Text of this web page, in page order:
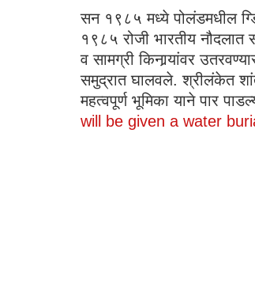
सन १९८५ मध्ये पोलंडमधील
१९८५ रोजी भारतीय नौदलात
व सामग्री किनार्‍यांवर
समुद्रात घालवले. श्रीलंकेत
महत्वपूर्ण भूमिका याने पार
will be given a water